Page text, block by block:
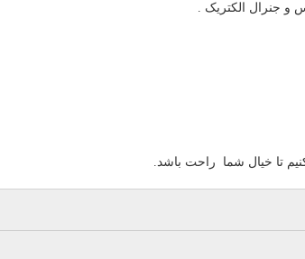
و جنرال الکتریک .
تا خیال شما راحت باشد.